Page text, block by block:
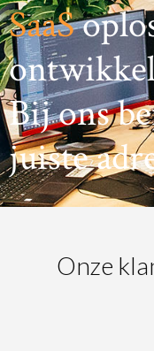
SaaS
Bij ons
juiste
Onze